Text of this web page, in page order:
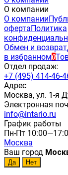
О компании
О компании
офертаПолитика
Обмен и возврат
в избранном0
Отдел продаж:
+7 (495) 414-46-
Адрес
Москва, ул. 1-я
Электронная
info@intario.ru
График работы
Пн-Пт
Москва
Ваш город